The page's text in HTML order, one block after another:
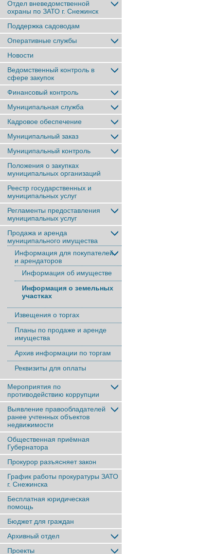
Отдел вневедомственной
охраны по ЗАТО г. Снежинск
Поддержка садоводам
Оперативные службы
Новости
Ведомственный контроль в
сфере закупок
Финансовый контроль
Муниципальная служба
Кадровое обеспечение
Муниципальный заказ
Муниципальный контроль
Положения о закупках
муниципальных организаций
Реестр государственных и
муниципальных услуг
Регламенты предоставления
муниципальных услуг
Продажа и аренда
муниципального имущества
Информация для покупателей
и арендаторов
Информация об имуществе
Информация о земельных
участках
Извещения о торгах
Планы по продаже и аренде
имущества
Архив информации по торгам
Реквизиты для оплаты
Мероприятия по
противодействию коррупции
Выявление правообладателей
ранее учтенныx объектов
недвижимости
Общественная приёмная
Губернатора
Прокурор разъясняет закон
График работы прокуратуры ЗАТО
г. Снежинска
Бесплатная юридическая
помощь
Бюджет для граждан
Архивный отдел
Проекты